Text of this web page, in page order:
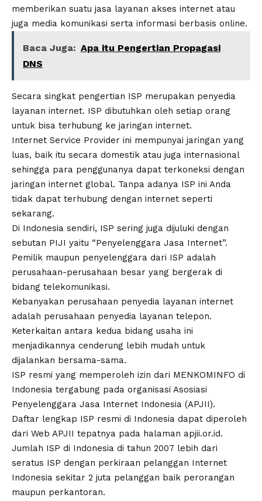
memberikan suatu jasa layanan akses internet atau
juga media komunikasi serta informasi berbasis online.
Baca Juga: Apa itu Pengertian Propagasi
DNS
Secara singkat pengertian ISP merupakan penyedia
layanan internet. ISP dibutuhkan oleh setiap orang
untuk bisa terhubung ke jaringan internet.
Internet Service Provider ini mempunyai jaringan yang
luas, baik itu secara domestik atau juga internasional
sehingga para penggunanya dapat terkoneksi dengan
jaringan internet global. Tanpa adanya ISP ini Anda
tidak dapat terhubung dengan internet seperti
sekarang.
Di Indonesia sendiri, ISP sering juga dijuluki dengan
sebutan PIJI yaitu “Penyelenggara Jasa Internet”.
Pemilik maupun penyelenggara dari ISP adalah
perusahaan-perusahaan besar yang bergerak di
bidang telekomunikasi.
Kebanyakan perusahaan penyedia layanan internet
adalah perusahaan penyedia layanan telepon.
Keterkaitan antara kedua bidang usaha ini
menjadikannya cenderung lebih mudah untuk
dijalankan bersama-sama.
ISP resmi yang memperoleh izin dari MENKOMINFO di
Indonesia tergabung pada organisasi Asosiasi
Penyelenggara Jasa Internet Indonesia (APJII).
Daftar lengkap ISP resmi di Indonesia dapat diperoleh
dari Web APJII tepatnya pada halaman apjii.or.id.
Jumlah ISP di Indonesia di tahun 2007 lebih dari
seratus ISP dengan perkiraan pelanggan Internet
Indonesia sekitar 2 juta pelanggan baik perorangan
maupun perkantoran.